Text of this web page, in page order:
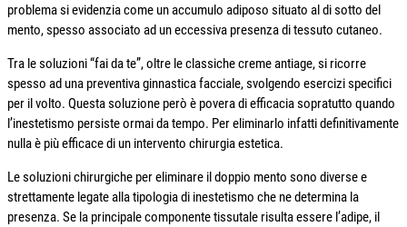
problema si evidenzia come un accumulo adiposo situato al di sotto del
mento, spesso associato ad un eccessiva presenza di tessuto cutaneo.
Tra le soluzioni “fai da te”, oltre le classiche creme antiage, si ricorre
spesso ad una preventiva ginnastica facciale, svolgendo esercizi specifici
per il volto. Questa soluzione però è povera di efficacia sopratutto quando
l’inestetismo persiste ormai da tempo. Per eliminarlo infatti definitivamente
nulla è più efficace di un intervento chirurgia estetica.
Le soluzioni chirurgiche per eliminare il doppio mento sono diverse e
strettamente legate alla tipologia di inestetismo che ne determina la
presenza. Se la principale componente tissutale risulta essere l’adipe, il